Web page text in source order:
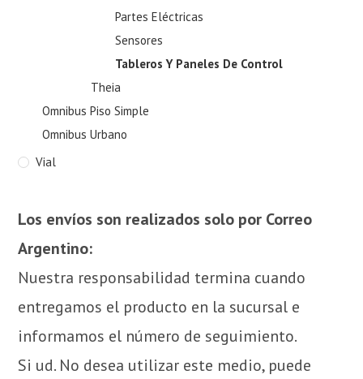
Partes Eléctricas
Sensores
Tableros Y Paneles De Control
Theia
Omnibus Piso Simple
Omnibus Urbano
Vial
Los envíos son realizados solo por Correo
Argentino:
Nuestra responsabilidad termina cuando
entregamos el producto en la sucursal e
informamos el número de seguimiento.
Si ud. No desea utilizar este medio, puede